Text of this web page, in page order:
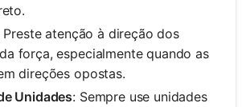
Preste atenção à direção dos
força, especialmente quando as
direções opostas.
Unidades: Sempre use unidades